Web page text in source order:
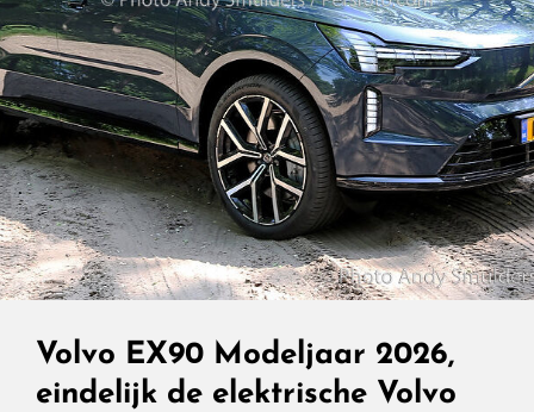
Volvo EX90 Modeljaar 2026,
eindelijk de elektrische Volvo